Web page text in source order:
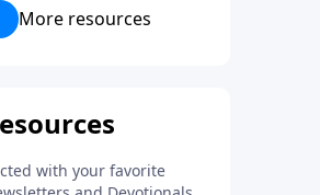
More resources